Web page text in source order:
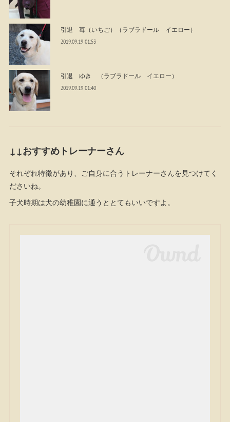
引退 苺（いちご）（ラブラドール イエロー）
2019.09.19 01:53
引退 ゆき （ラブラドール イエロー）
2019.09.19 01:40
↓↓おすすめトレーナーさん
それぞれ特徴があり、ご自身に合うトレーナーさんを見つけてく
ださいね。
子犬時期は犬の幼稚園に通うととてもいいですよ。